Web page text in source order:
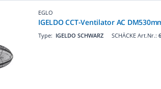
EGLO
IGELDO CCT-Ventilator AC
SCHÄCKE Art.Nr.:
Type: IGELDO SCHWARZ